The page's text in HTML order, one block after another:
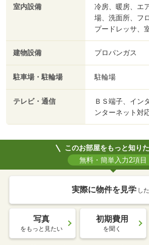
室内設備
冷房、暖房、エ
場、洗面所、フ
プードレッサ、
建物設備 プロパンガス
駐車場・駐輪場 駐輪場
テレビ・通信
ＢＳ端子、イン
ンターネット対
このお部屋をもっと知りた
無料・簡単入力2項目
実際に物件を見学 し
写真
をもっと見たい
初期費用
を聞く